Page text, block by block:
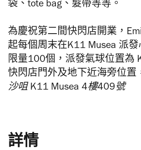
袋、tote bag、髮帶等等。
為慶祝第二間快閃店開業，
起每個周末在K11 Musea 派發
限量100個，派發氣球位置為
快閃店門外及地下近海旁位置
沙咀 K11 Musea 4樓409號
詳情